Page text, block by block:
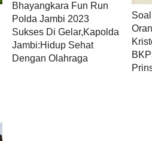
Bhayangkara Fun Run
Polda Jambi 2023
Sukses Di Gelar,Kapolda
Jambi:Hidup Sehat
Dengan Olahraga